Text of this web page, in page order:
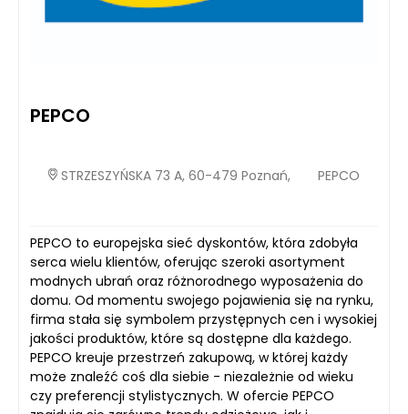
PEPCO
STRZESZYŃSKA 73 A, 60-479 Poznań, PEPCO
PEPCO to europejska sieć dyskontów, która zdobyła
serca wielu klientów, oferując szeroki asortyment
modnych ubrań oraz różnorodnego wyposażenia do
domu. Od momentu swojego pojawienia się na rynku,
firma stała się symbolem przystępnych cen i wysokiej
jakości produktów, które są dostępne dla każdego.
PEPCO kreuje przestrzeń zakupową, w której każdy
może znaleźć coś dla siebie - niezależnie od wieku
czy preferencji stylistycznych. W ofercie PEPCO